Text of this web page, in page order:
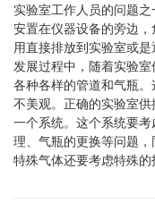
实验室工作人员的问题
安置在仪器设备的旁边
用直接排放到实验室或
发展过程中，随着实验
各种各样的管道和气瓶
不美观。正确的实验室
一个系统。这个系统要
理、气瓶的更换等问题
特殊气体还要考虑特殊的